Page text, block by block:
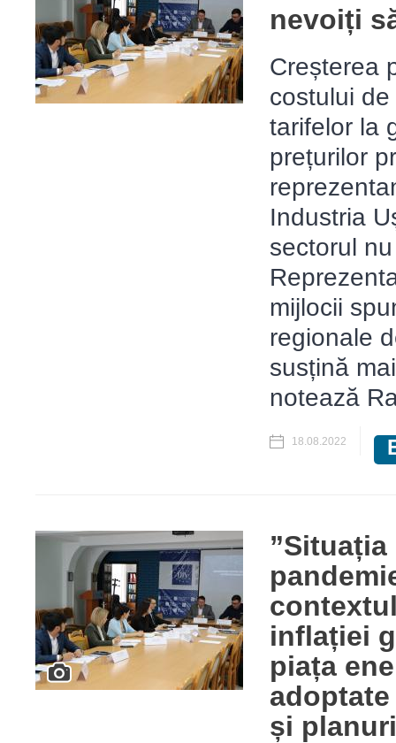
nevoiți
Creșterea
costului
tarifelor la
prețurilor
Industria
sectorul
mijlocii
regionale
susțină
notează
18.08.2022
inflației
piața
și